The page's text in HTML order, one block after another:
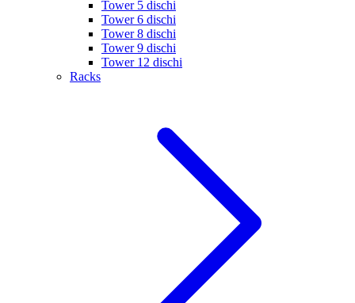
Tower 5 dischi
Tower 6 dischi
Tower 8 dischi
Tower 9 dischi
Tower 12 dischi
Racks